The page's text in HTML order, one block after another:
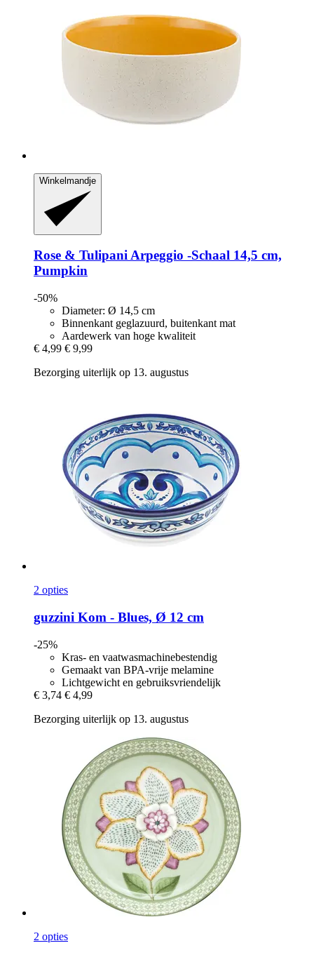
Winkelmandje
Rose & TulipaniArpeggio -​Schaal 14,5 cm,
Pumpkin
-50%
Diameter: Ø 14,5 cm
Binnenkant geglazuurd, buitenkant mat
Aardewerk van hoge kwaliteit
€ 4,99 € 9,99
Bezorging uiterlijk op 13. augustus
2 opties
guzzini Kom -​ Blues, Ø 12 cm
-25%
Kras- en vaatwasmachinebestendig
Gemaakt van BPA-vrije melamine
Lichtgewicht en gebruiksvriendelijk
€ 3,74 € 4,99
Bezorging uiterlijk op 13. augustus
2 opties